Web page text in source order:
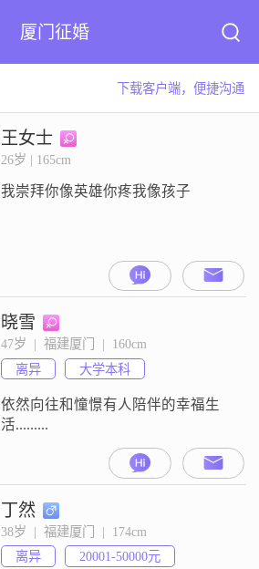
厦门征婚
下载客户端，便捷沟通
王女士
26岁 | 165cm
我崇拜你像英雄你疼我像孩子
晓雪
47岁  |  福建厦门  |  160cm
离异
大学本科
依然向往和憧憬有人陪伴的幸福生
活.........
丁然
38岁  |  福建厦门  |  174cm
离异
20001-50000元